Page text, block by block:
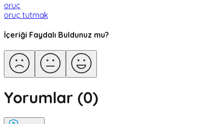
oruç
oruç tutmak
İçeriği Faydalı Buldunuz mu?
Yorumlar (0)